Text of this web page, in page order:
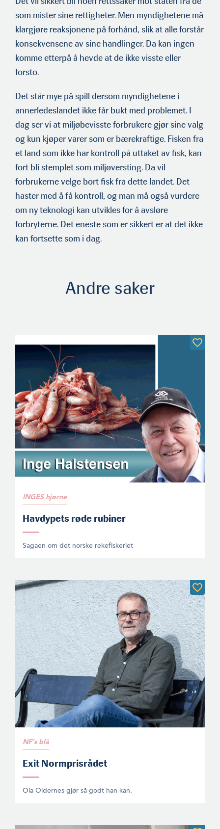
som mister sine rettigheter. Men myndighetene må
klargjøre reaksjonene på forhånd, slik at alle forstår
konsekvensene av sine handlinger. Da kan ingen
komme etterpå å hevde at de ikke visste eller
forsto.
Det står mye på spill dersom myndighetene i
annerledeslandet ikke får bukt med problemet. I
dag ser vi at miljøbevisste forbrukere gjør sine valg
og kun kjøper varer som er bærekraftige. Fisken fra
et land som ikke har kontroll på uttaket av fisk, kan
fort bli stemplet som miljøversting. Da vil
forbrukerne velge bort fisk fra dette landet. Det
haster med å få kontroll, og man må også vurdere
om ny teknologi kan utvikles for å avsløre
forbryterne. Det eneste som er sikkert er at det ikke
kan fortsette som i dag.
Andre saker
INGES hjørne
Havdypets røde rubiner
Sagaen om det norske rekefiskeriet
NF's blå
Exit Normprisrådet
Ola Oldernes gjør så godt han kan.